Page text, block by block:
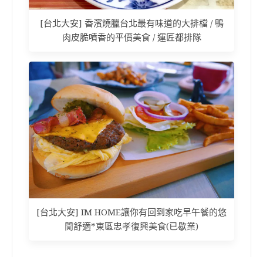
[台北大安] 香濱燒臘台北最有味道的大排檔 / 鴨
肉皮脆噴香的平價美食 / 運匠都排隊
[台北大安] IM HOME讓你有回到家吃早午餐的悠
閒舒適*東區忠孝復興美食(已歇業)